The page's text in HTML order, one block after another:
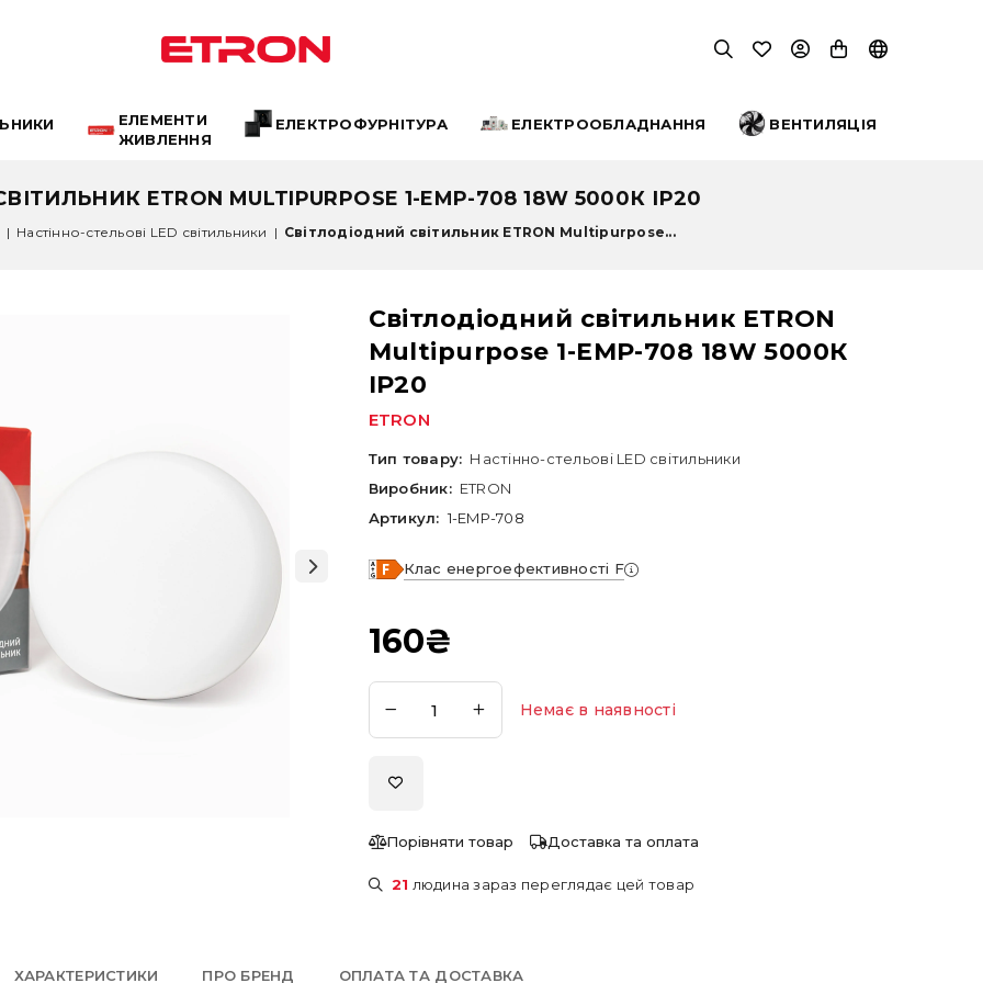
ЕЛЕМЕНТИ
ЖИВЛЕННЯ
ЕЛЕКТРОФУРНІТУРА ЕЛЕКТРООБЛАДНАННЯ ВЕНТИЛЯЦІЯ
ETRON MULTIPURPOSE 1-EMP-708 18W 5000К ІР20
| Настінно-стельові LED світильники | Світлодіодний світильник ETRON Multipurpose...
Світлодіодний світильник ETRON
Multipurpose 1-EMP-708 18W 5000К
ІР20
ETRON
Тип товару: Настінно-стельові LED світильники
Виробник: ETRON
Артикул: 1-EMP-708
Клас енергоефективності F
160₴
Немає в наявності
Порівняти товар Доставка та оплата
21 людина зараз переглядає цей товар
ХАРАКТЕРИСТИКИ ПРО БРЕНД ОПЛАТА ТА ДОСТАВКА